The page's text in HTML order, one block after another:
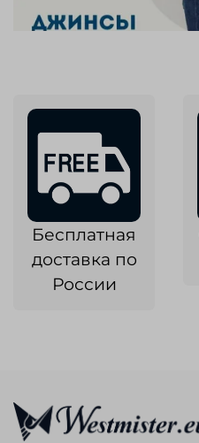
Бесплатная
доставка по
России